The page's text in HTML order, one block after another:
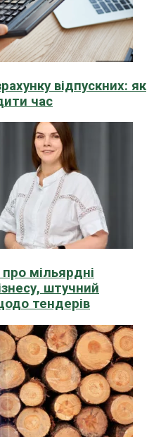
відпускних: як
час
мільярдні
штучний
тендерів